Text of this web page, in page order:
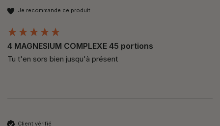
Je recommande ce produit
4 MAGNESIUM COMPLEXE 45 portions
Tu t'en sors bien jusqu'à présent
Client vérifié